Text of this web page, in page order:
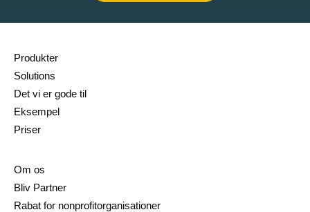
Produkter
Solutions
Det vi er gode til
Eksempel
Priser
Om os
Bliv Partner
Rabat for nonprofitorganisationer